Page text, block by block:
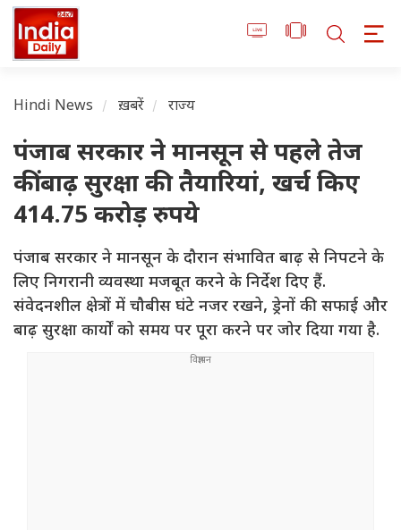
Hindi News ख़बरें राज्य
पंजाब सरकार ने मानसून से पहले तेज
कीं बाढ़ सुरक्षा की तैयारियां, खर्च किए
414.75 करोड़ रुपये
पंजाब सरकार ने मानसून के दौरान संभावित बाढ़ से निपटने के
लिए निगरानी व्यवस्था मजबूत करने के निर्देश दिए हैं.
संवेदनशील क्षेत्रों में चौबीस घंटे नजर रखने, ड्रेनों की सफाई और
बाढ़ सुरक्षा कार्यों को समय पर पूरा करने पर जोर दिया गया है.